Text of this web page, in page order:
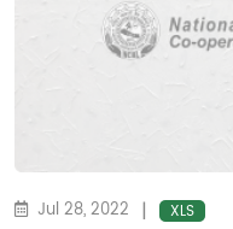
Jul 28, 2022 | XLS